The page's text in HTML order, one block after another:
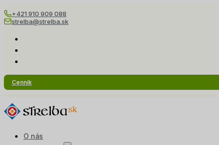
+421 910 909 088
strelba@strelba.sk
Cenník
O nás